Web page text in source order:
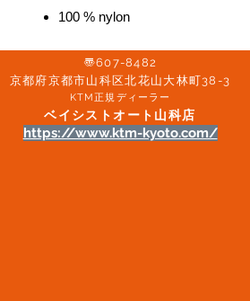
100 % nylon
〠607-8482
京都府京都市山科区北花山大林町38-3​
KTM正規ディーラー
ベイシストオート山科店
https://www.ktm-kyoto.com/